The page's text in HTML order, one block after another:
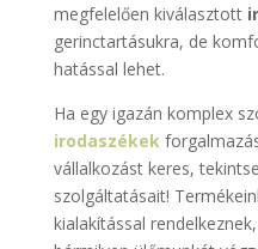
megfelelően kiválasztott
gerinctartásukra, de
hatással lehet.
Ha egy igazán komplex
irodaszékek
vállalkozást keres,
szolgáltatásait!
kialakítással